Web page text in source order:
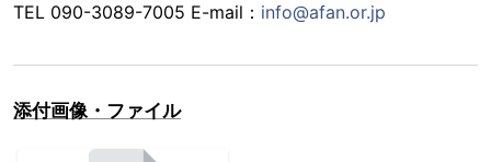
TEL 090-3089-7005 E-mail： info@afan.or.jp
添付画像・ファイル